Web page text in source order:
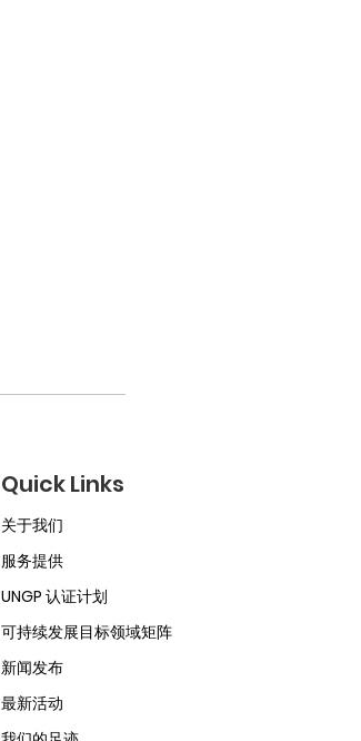
Quick Links
关于我们
服务提供
UNGP 认证计划
可持续发展目标领域矩阵
新闻发布
最新活动